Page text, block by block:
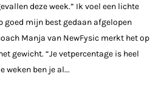
deze week.” Ik voel een lichte
goed mijn best gedaan afgelopen
Manja van NewFysic merkt het op
gewicht. “Je vetpercentage is heel
weken ben je al...